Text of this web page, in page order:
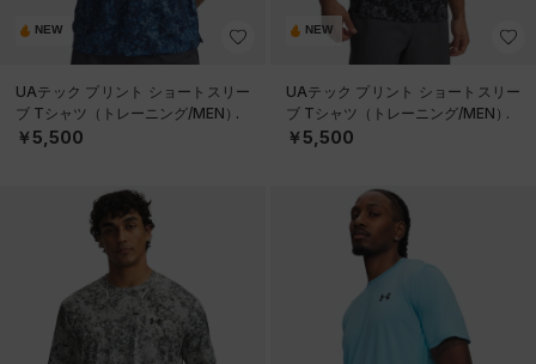
NEW
UAテック プリント ショートスリー
ブ Tシャツ（トレーニング/MEN）
￥5,500
NEW
UAテック プリント ショートスリー
ブ Tシャツ（トレーニング/MEN）
￥5,500